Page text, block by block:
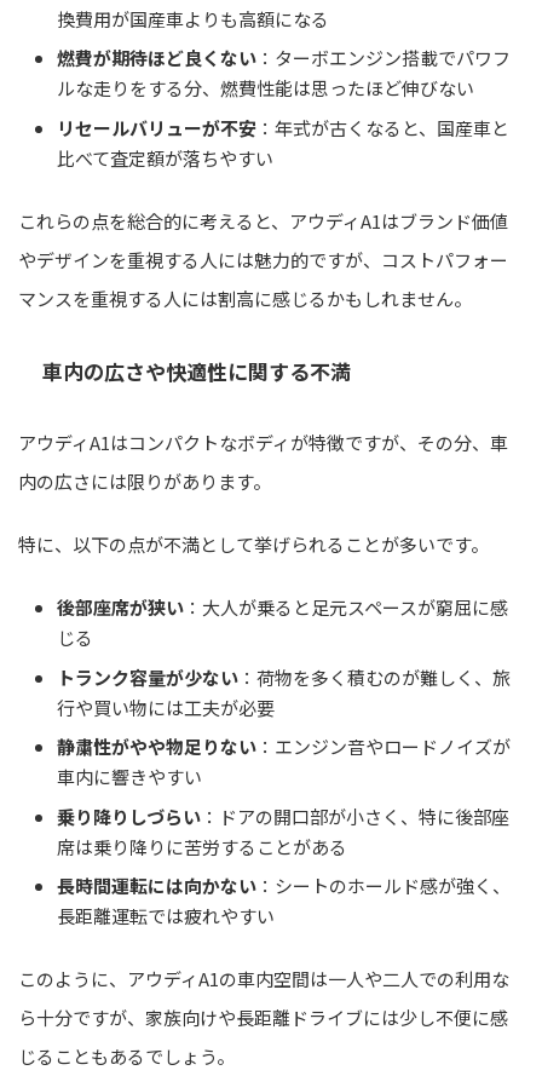
換費用が国産車よりも高額になる
燃費が期待ほど良くない ：ターボエンジン搭載でパワフ
ルな走りをする分、燃費性能は思ったほど伸びない
リセールバリューが不安 ：年式が古くなると、国産車と
比べて査定額が落ちやすい
これらの点を総合的に考えると、アウディA1はブランド価値
やデザインを重視する人には魅力的ですが、コストパフォー
マンスを重視する人には割高に感じるかもしれません。
車内の広さや快適性に関する不満
アウディA1はコンパクトなボディが特徴ですが、その分、車
内の広さには限りがあります。
特に、以下の点が不満として挙げられることが多いです。
後部座席が狭い ：大人が乗ると足元スペースが窮屈に感
じる
トランク容量が少ない ：荷物を多く積むのが難しく、旅
行や買い物には工夫が必要
静粛性がやや物足りない ：エンジン音やロードノイズが
車内に響きやすい
乗り降りしづらい ：ドアの開口部が小さく、特に後部座
席は乗り降りに苦労することがある
長時間運転には向かない ：シートのホールド感が強く、
長距離運転では疲れやすい
このように、アウディA1の車内空間は一人や二人での利用な
ら十分ですが、家族向けや長距離ドライブには少し不便に感
じることもあるでしょう。